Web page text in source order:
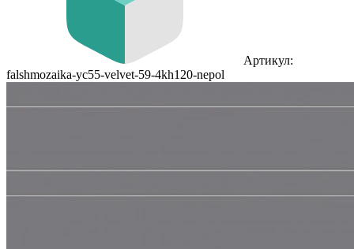
Артикул:
falshmozaika-yc55-velvet-59-4kh120-nepol